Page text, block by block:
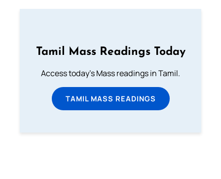
Tamil Mass Readings Today
Access today's Mass readings in Tamil.
TAMIL MASS READINGS